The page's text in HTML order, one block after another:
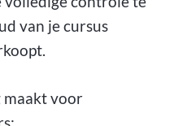
van je cursus
maakt voor